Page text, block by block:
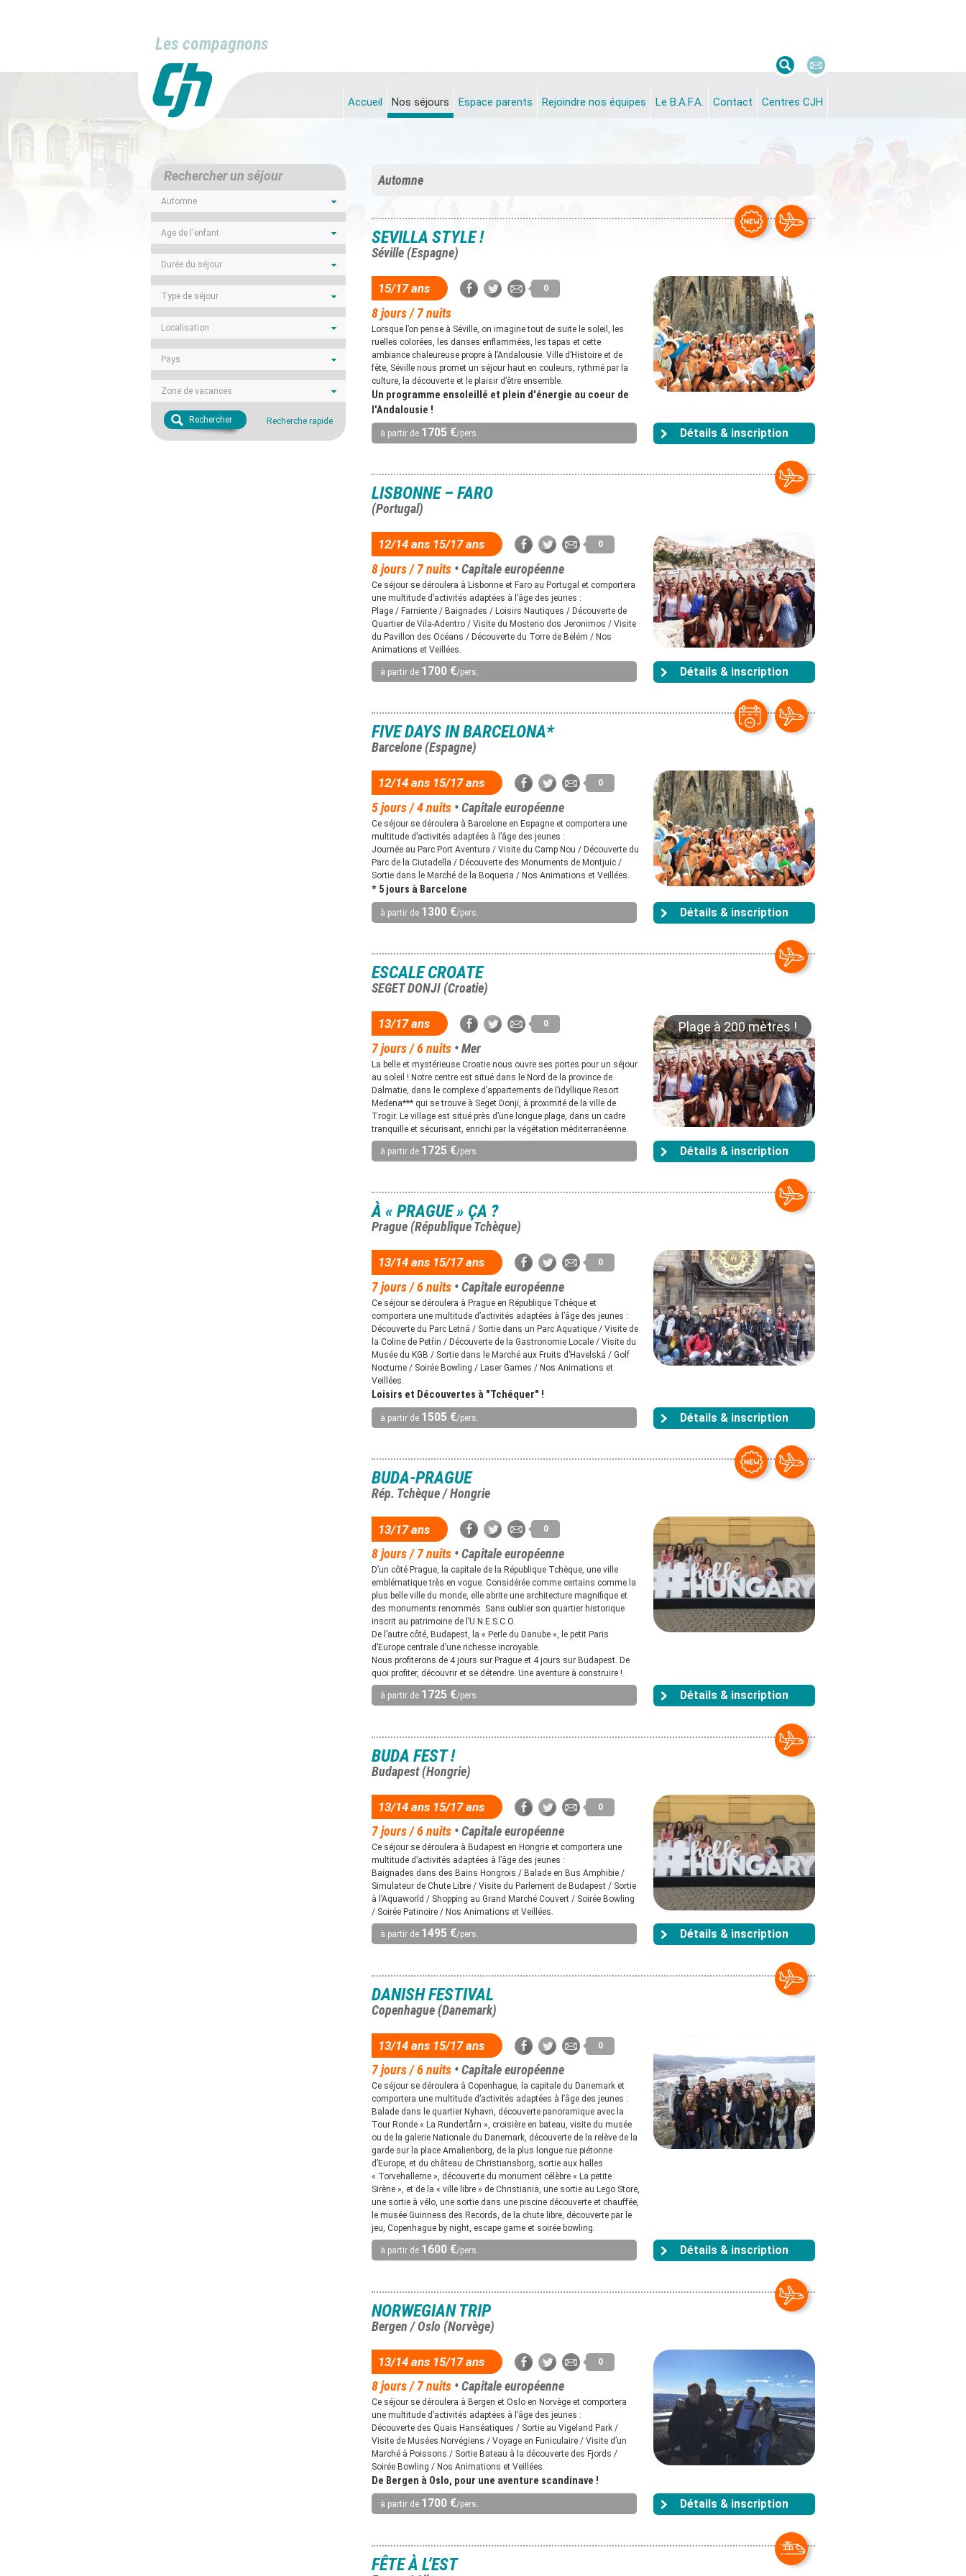
Les compagnons
Accueil Nos séjours Espace parents Rejoindre nos équipes Le B.A.F.A. Contact Centres CJH
Rechercher un séjour
Automne
Age de l'enfant
Durée du séjour
Type de séjour
Localisation
Pays
Zone de vacances
Recherche rapide
Rechercher
Automne
SEVILLA STYLE !
Séville (Espagne)
15/17 ans 0
8 jours / 7 nuits
Lorsque l’on pense à Séville, on imagine tout de suite le soleil, les
ruelles colorées, les danses enflammées, les tapas et cette
ambiance chaleureuse propre à l’Andalousie. Ville d’Histoire et de
fête, Séville nous promet un séjour haut en couleurs, rythmé par la
culture, la découverte et le plaisir d’être ensemble.
Un programme ensoleillé et plein d'énergie au coeur de
l'Andalousie !
Détails & inscription
à partir de 1705 €/pers.
LISBONNE – FARO
(Portugal)
12/14 ans 15/17 ans 0
8 jours / 7 nuits • Capitale européenne
Ce séjour se déroulera à Lisbonne et Faro au Portugal et comportera
une multitude d’activités adaptées à l’âge des jeunes :
Plage / Farniente / Baignades / Loisirs Nautiques / Découverte de
Quartier de Vila-Adentro / Visite du Mosterio dos Jeronimos / Visite
du Pavillon des Océans / Découverte du Torre de Belém / Nos
Animations et Veillées.
Détails & inscription
à partir de 1700 €/pers.
FIVE DAYS IN BARCELONA*
Barcelone (Espagne)
12/14 ans 15/17 ans 0
5 jours / 4 nuits • Capitale européenne
Ce séjour se déroulera à Barcelone en Espagne et comportera une
multitude d’activités adaptées à l’âge des jeunes :
Journée au Parc Port Aventura / Visite du Camp Nou / Découverte du
Parc de la Ciutadella / Découverte des Monuments de Montjuic /
Sortie dans le Marché de la Boqueria / Nos Animations et Veillées.
* 5 jours à Barcelone
Détails & inscription
à partir de 1300 €/pers.
ESCALE CROATE
SEGET DONJI (Croatie)
Plage à 200 mètres !
13/17 ans 0
7 jours / 6 nuits • Mer
La belle et mystérieuse Croatie nous ouvre ses portes pour un séjour
au soleil ! Notre centre est situé dans le Nord de la province de
Dalmatie, dans le complexe d’appartements de l’idyllique Resort
Medena*** qui se trouve à Seget Donji, à proximité de la ville de
Trogir. Le village est situé près d’une longue plage, dans un cadre
tranquille et sécurisant, enrichi par la végétation méditerranéenne.
Détails & inscription
à partir de 1725 €/pers.
À « PRAGUE » ÇA ?
Prague (République Tchèque)
13/14 ans 15/17 ans 0
7 jours / 6 nuits • Capitale européenne
Ce séjour se déroulera à Prague en République Tchèque et
comportera une multitude d’activités adaptées à l’âge des jeunes :
Découverte du Parc Letná / Sortie dans un Parc Aquatique / Visite de
la Coline de Petřin / Découverte de la Gastronomie Locale / Visite du
Musée du KGB / Sortie dans le Marché aux Fruits d’Havelská / Golf
Nocturne / Soirée Bowling / Laser Games / Nos Animations et
Veillées.
Loisirs et Découvertes à "Tchéquer" !
Détails & inscription
à partir de 1505 €/pers.
BUDA-PRAGUE
Rép. Tchèque / Hongrie
13/17 ans 0
8 jours / 7 nuits • Capitale européenne
D’un côté Prague, la capitale de la République Tchèque, une ville
emblématique très en vogue. Considérée comme certains comme la
plus belle ville du monde, elle abrite une architecture magnifique et
des monuments renommés. Sans oublier son quartier historique
inscrit au patrimoine de l’U.N.E.S.C.O.
De l’autre côté, Budapest, la « Perle du Danube », le petit Paris
d’Europe centrale d’une richesse incroyable.
Nous profiterons de 4 jours sur Prague et 4 jours sur Budapest. De
quoi profiter, découvrir et se détendre. Une aventure à construire !
Détails & inscription
à partir de 1725 €/pers.
BUDA FEST !
Budapest (Hongrie)
13/14 ans 15/17 ans 0
7 jours / 6 nuits • Capitale européenne
Ce séjour se déroulera à Budapest en Hongrie et comportera une
multitude d’activités adaptées à l’âge des jeunes :
Baignades dans des Bains Hongrois / Balade en Bus Amphibie /
Simulateur de Chute Libre / Visite du Parlement de Budapest / Sortie
à l’Aquaworld / Shopping au Grand Marché Couvert / Soirée Bowling
/ Soirée Patinoire / Nos Animations et Veillées.
Détails & inscription
à partir de 1495 €/pers.
DANISH FESTIVAL
Copenhague (Danemark)
13/14 ans 15/17 ans 0
7 jours / 6 nuits • Capitale européenne
Ce séjour se déroulera à Copenhague, la capitale du Danemark et
comportera une multitude d’activités adaptées à l’âge des jeunes :
Balade dans le quartier Nyhavn, découverte panoramique avec la
Tour Ronde « La Rundertårn », croisière en bateau, visite du musée
ou de la galerie Nationale du Danemark, découverte de la relève de la
garde sur la place Amalienborg, de la plus longue rue piétonne
d’Europe, et du château de Christiansborg, sortie aux halles
« Torvehallerne », découverte du monument célèbre « La petite
Sirène », et de la « ville libre » de Christiania, une sortie au Lego Store,
une sortie à vélo, une sortie dans une piscine découverte et chauffée,
le musée Guinness des Records, de la chute libre, découverte par le
jeu, Copenhague by night, escape game et soirée bowling.
Détails & inscription
à partir de 1600 €/pers.
NORWEGIAN TRIP
Bergen / Oslo (Norvège)
13/14 ans 15/17 ans 0
8 jours / 7 nuits • Capitale européenne
Ce séjour se déroulera à Bergen et Oslo en Norvège et comportera
une multitude d’activités adaptées à l’âge des jeunes :
Découverte des Quais Hanséatiques / Sortie au Vigeland Park /
Visite de Musées Norvégiens / Voyage en Funiculaire / Visite d’un
Marché à Poissons / Sortie Bateau à la découverte des Fjords /
Soirée Bowling / Nos Animations et Veillées.
De Bergen à Oslo, pour une aventure scandinave !
Détails & inscription
à partir de 1700 €/pers.
FÊTE À L’EST